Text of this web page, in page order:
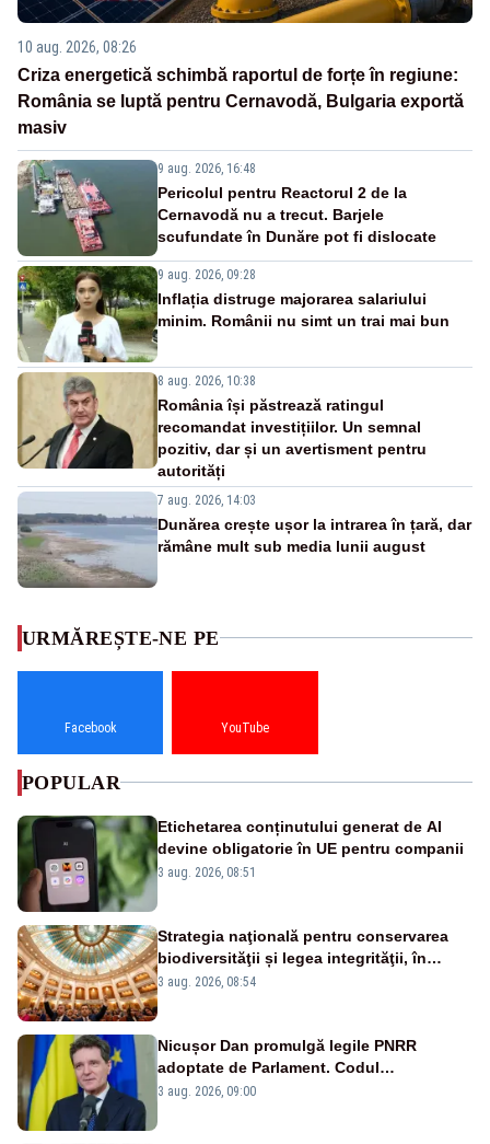
10 aug. 2026, 08:26
Criza energetică schimbă raportul de forțe în regiune:
România se luptă pentru Cernavodă, Bulgaria exportă
masiv
9 aug. 2026, 16:48
Pericolul pentru Reactorul 2 de la
Cernavodă nu a trecut. Barjele
scufundate în Dunăre pot fi dislocate
9 aug. 2026, 09:28
Inflația distruge majorarea salariului
minim. Românii nu simt un trai mai bun
8 aug. 2026, 10:38
România își păstrează ratingul
recomandat investițiilor. Un semnal
pozitiv, dar și un avertisment pentru
autorități
7 aug. 2026, 14:03
Dunărea crește ușor la intrarea în țară, dar
rămâne mult sub media lunii august
URMĂREȘTE-NE PE
Facebook YouTube
POPULAR
Etichetarea conținutului generat de AI
devine obligatorie în UE pentru companii
3 aug. 2026, 08:51
Strategia naţională pentru conservarea
biodiversităţii și legea integrităţii, în
dezbatere
3 aug. 2026, 08:54
Nicușor Dan promulgă legile PNRR
adoptate de Parlament. Codul
urbanismului, printre actele normative
3 aug. 2026, 09:00